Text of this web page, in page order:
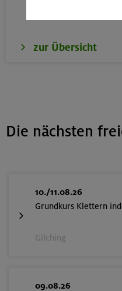
zur Übersicht
Die nächsten
10./11.08.26
Grundkurs Klettern
Gilching
09.08.26